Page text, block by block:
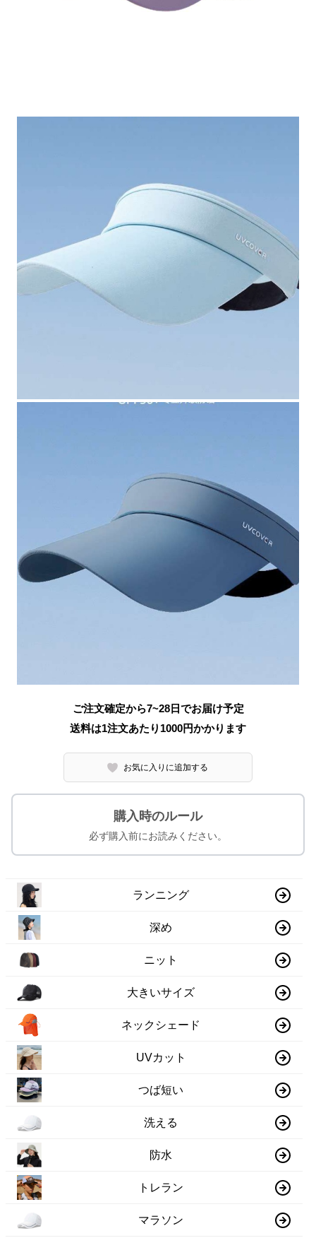
ご注文確定から7~28日でお届け予定
送料は1注文あたり 1000円かかります
お気に入りに追加する
購入時のルール
必ず購入前にお読みください。
ランニング
深め
ニット
大きいサイズ
ネックシェード
UVカット
つば短い
洗える
防水
トレラン
マラソン